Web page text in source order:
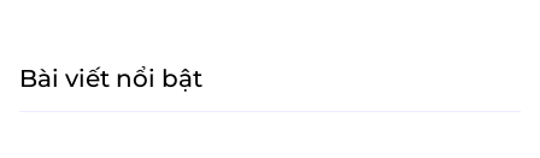
Bài viết nổi bật